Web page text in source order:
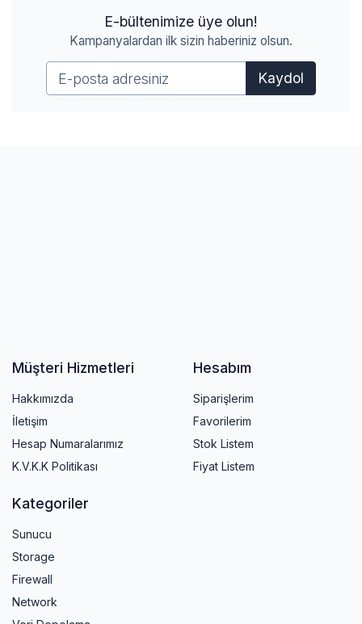
E-bültenimize üye olun!
Kampanyalardan ilk sizin haberiniz olsun.
Kaydol
Müşteri Hizmetleri
Hakkımızda
İletişim
Hesap Numaralarımız
K.V.K.K Politikası
Hesabım
Siparişlerim
Favorilerim
Stok Listem
Fiyat Listem
Kategoriler
Sunucu
Storage
Firewall
Network